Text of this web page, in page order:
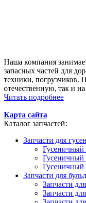
Наша компания
запасных частей для
техники, погрузчиков.
отечественную, так и
Читать подробнее
Карта сайта
Каталог запчастей:
Запчасти для
Запчасти для
Запчасти
Запчасти